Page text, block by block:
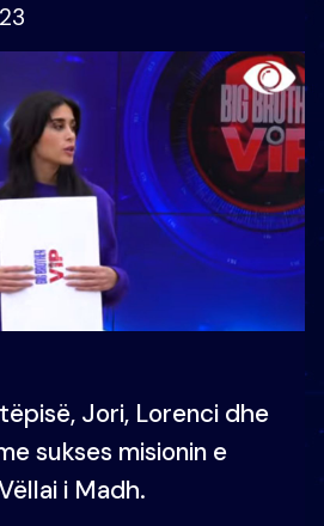
Jori, Lorenci dhe
sukses misionin e
i Madh.